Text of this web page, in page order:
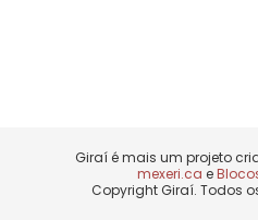
Giraí é mais um projeto
mexeri.ca e
Copyright Giraí. Todos